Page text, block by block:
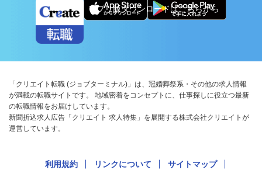
アプリ版ダウンロードはこちらから
「クリエイト転職 (ジョブターミナル)」は、冠婚葬祭系・その他の求人情報
が満載の転職サイトです。 地域密着をコンセプトに、仕事探しに役立つ最新
の転職情報をお届けしています。
新聞折込求人広告「クリエイト 求人特集」を展開する株式会社クリエイトが
運営しています。
利用規約 リンクについて サイトマップ